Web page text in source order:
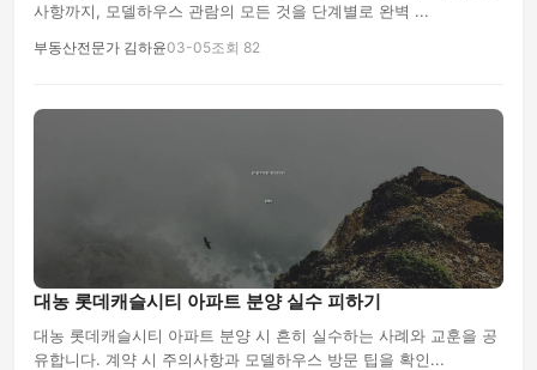
사항까지, 모델하우스 관람의 모든 것을 단계별로 완벽 ...
부동산전문가 김하윤03-05조회 82
대농 롯데캐슬시티 아파트 분양 실수 피하기
대농 롯데캐슬시티 아파트 분양 시 흔히 실수하는 사례와 교훈을 공
유합니다. 계약 시 주의사항과 모델하우스 방문 팁을 확인...